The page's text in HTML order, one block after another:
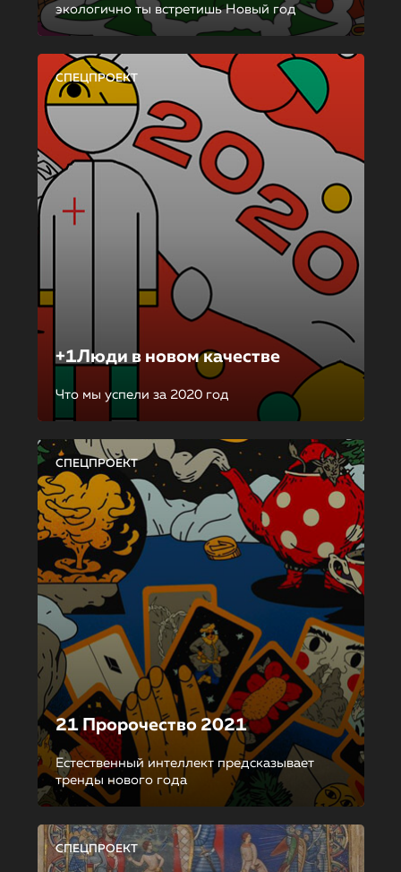
экологично ты встретишь Новый год
СПЕЦПРОЕКТ
+1Люди в новом качестве
Что мы успели за 2020 год
СПЕЦПРОЕКТ
21 Пророчество 2021
Естественный интеллект предсказывает
тренды нового года
СПЕЦПРОЕКТ